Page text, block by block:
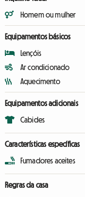
Homem ou mulher
Equipamentos básicos
Lençóis
Ar condicionado
Aquecimento
Equipamentos adicionais
Cabides
Características específicas
Fumadores aceites
Regras da casa